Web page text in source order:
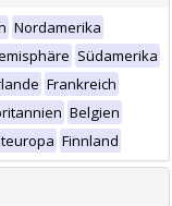
Nordamerika
Südamerika
Frankreich
Belgien
Finnland